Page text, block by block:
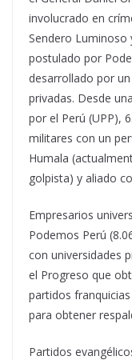
involucrado en
Sendero Luminoso
postulado por
desarrollado por
privadas. Desde
por el Perú (UPP),
militares con un
Humala
golpista) y aliado
Empresarios
Podemos Perú
con universidades
el Progreso que
partidos
para obtener
Partidos